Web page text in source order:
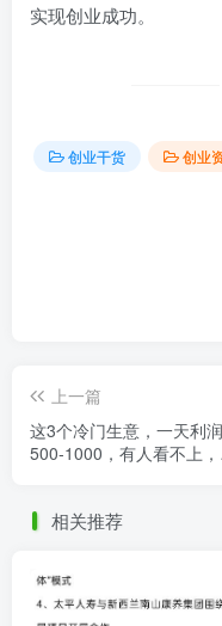
实现创业成功。
创业干货 创业
上一篇
这3个冷门生意，一天利润
500-1000，有人看不上
相关推荐